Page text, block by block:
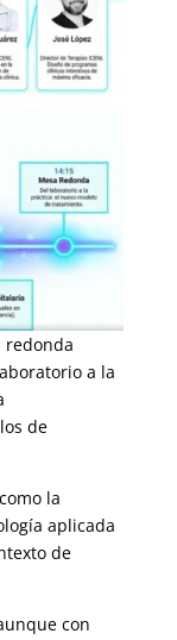
redonda
a la
de
la
aplicada
de
con